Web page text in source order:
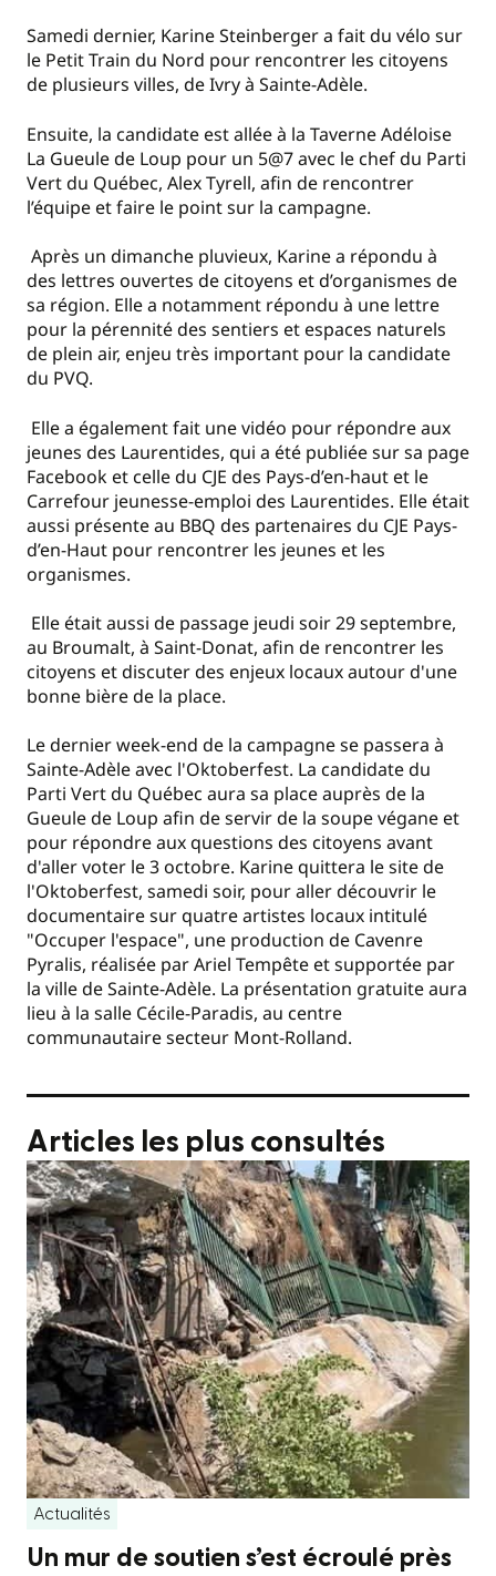
Samedi dernier, Karine Steinberger a fait du vélo sur
le Petit Train du Nord pour rencontrer les citoyens
de plusieurs villes, de Ivry à Sainte-Adèle.
Ensuite, la candidate est allée à la Taverne Adéloise
La Gueule de Loup pour un 5@7 avec le chef du Parti
Vert du Québec, Alex Tyrell, afin de rencontrer
l’équipe et faire le point sur la campagne.
Après un dimanche pluvieux, Karine a répondu à
des lettres ouvertes de citoyens et d’organismes de
sa région. Elle a notamment répondu à une lettre
pour la pérennité des sentiers et espaces naturels
de plein air, enjeu très important pour la candidate
du PVQ.
Elle a également fait une vidéo pour répondre aux
jeunes des Laurentides, qui a été publiée sur sa page
Facebook et celle du CJE des Pays-d’en-haut et le
Carrefour jeunesse-emploi des Laurentides. Elle était
aussi présente au BBQ des partenaires du CJE Pays-
d’en-Haut pour rencontrer les jeunes et les
organismes.
Elle était aussi de passage jeudi soir 29 septembre,
au Broumalt, à Saint-Donat, afin de rencontrer les
citoyens et discuter des enjeux locaux autour d'une
bonne bière de la place.
Le dernier week-end de la campagne se passera à
Sainte-Adèle avec l'Oktoberfest. La candidate du
Parti Vert du Québec aura sa place auprès de la
Gueule de Loup afin de servir de la soupe végane et
pour répondre aux questions des citoyens avant
d'aller voter le 3 octobre. Karine quittera le site de
l'Oktoberfest, samedi soir, pour aller découvrir le
documentaire sur quatre artistes locaux intitulé
"Occuper l'espace", une production de Cavenre
Pyralis, réalisée par Ariel Tempête et supportée par
la ville de Sainte-Adèle. La présentation gratuite aura
lieu à la salle Cécile-Paradis, au centre
communautaire secteur Mont-Rolland.
Articles les plus consultés
Actualités
Un mur de soutien s’est écroulé près